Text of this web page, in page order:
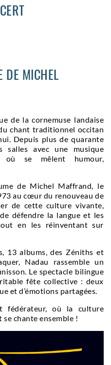
DE MICHEL
de la cornemuse landaise
chant traditionnel occitan
Depuis plus de quarante
avec une musique
où se mêlent humour,
de Michel Maffrand, le
au cœur du renouveau de
de cette culture vivante,
défendre la langue et les
en les réinventant sur
13 albums, des Zéniths et
Nadau rassemble un
Le spectacle bilingue
fête collective : deux
et d’émotions partagées.
fédérateur, où la culture
chante ensemble !